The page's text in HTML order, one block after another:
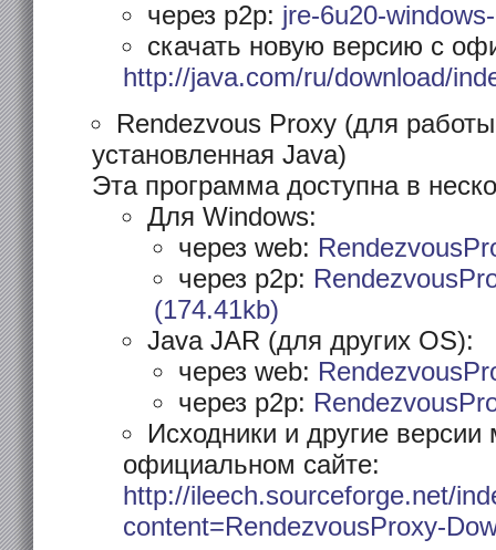
через p2p: jre-6u20-
скачать новую версию с
http://java.com/ru/download/
Rendezvous Proxy (для работы
установленная Java)
Эта программа доступна в
Для Windows:
через web:
через p2p:
(174.41kb)
Java JAR (для других OS):
через web:
через p2p:
Исходники и другие
официальном сайте:
http://ileech.sourceforge.net/
content=RendezvousProxy-